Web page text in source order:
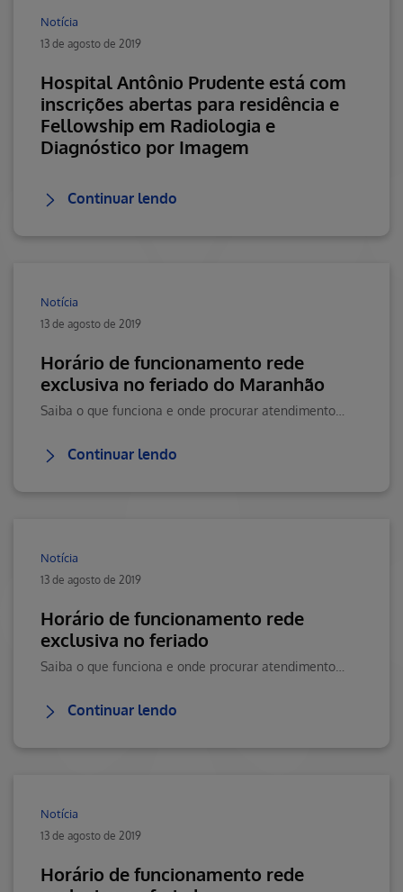
Notícia
13 de agosto de 2019
Hospital Antônio Prudente está com
inscrições abertas para residência e
Fellowship em Radiologia e
Diagnóstico por Imagem
Continuar lendo
Notícia
13 de agosto de 2019
Horário de funcionamento rede
exclusiva no feriado do Maranhão
Continuar lendo
Notícia
13 de agosto de 2019
Horário de funcionamento rede
exclusiva no feriado
Continuar lendo
Notícia
13 de agosto de 2019
Horário de funcionamento rede